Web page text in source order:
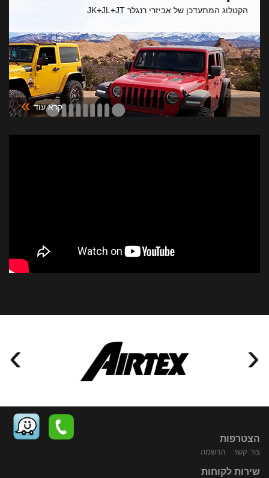
הקטלוג המתעדכן של אביזרי רנגלר JK+JL+JT
קרא עוד »
› ‹
הצטרפות
צור קשר הרשמה
שירות לקוחות